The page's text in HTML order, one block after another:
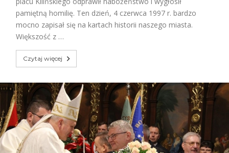
pamiętną homilię. Ten dzień, 4 czerwca 1997 r. bardzo
mocno zapisał się na kartach historii naszego miasta.
Większość z …
Czytaj więcej